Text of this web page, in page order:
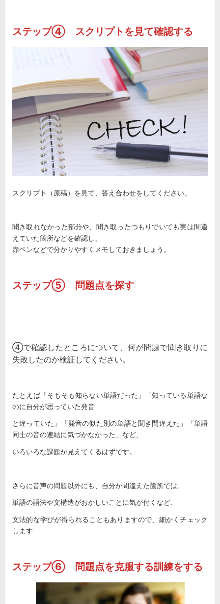
ステップ④ スクリプトを見て確認する
スクリプト（原稿）を見て、答え合わせをしてください。
聞き取れなかった部分や、聞き取ったつもりでいても実は間違
えていた箇所などを確認し、
赤ペンなどで分かりやすくメモしておきましょう。
ステップ⑤ 問題点を探す
④で確認したところについて、何が問題で聞き取りに
失敗したのか検証してください。
たとえば「そもそも知らない単語だった」「知っている単語な
のに自分が思っていた発音
と違っていた」「発音の似た別の単語と聞き間違えた」「単語
同士の音の連結に気づかなかった」など、
いろいろな課題が見えてくるはずです。
さらに音声の問題以外にも、自分が間違えた箇所では、
単語の語法や文構造がおかしいことに気が付くなど、
文法的な学びが得られることもありますので、細かくチェック
します
ステップ⑥ 問題点を克服する訓練をする